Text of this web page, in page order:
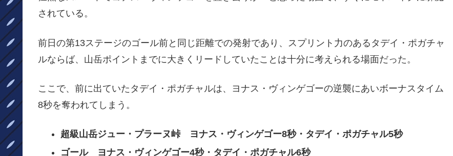
されている。
前日の第13ステージのゴール前と同じ距離での発射であり、スプリント力のあるタデイ・ポガチャ
ルならば、山岳ポイントまでに大きくリードしていたことは十分に考えられる場面だった。
ここで、前に出ていたタデイ・ポガチャルは、ヨナス・ヴィンゲゴーの逆襲にあいボーナスタイム
8秒を奪われてしまう。
超級山岳ジュー・プラーヌ峠 ヨナス・ヴィンゲゴー8秒・タデイ・ポガチャル5秒
ゴール ヨナス・ヴィンゲゴー4秒・タデイ・ポガチャル6秒